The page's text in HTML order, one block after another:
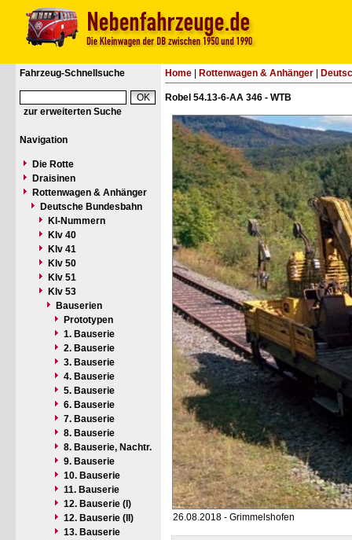
Fahrzeug-Schnellsuche
zur erweiterten Suche
Navigation
Die Rotte
Draisinen
Rottenwagen & Anhänger
Deutsche Bundesbahn
Kl-Nummern
Klv 40
Klv 41
Klv 50
Klv 51
Klv 53
Bauserien
Prototypen
1. Bauserie
2. Bauserie
3. Bauserie
4. Bauserie
5. Bauserie
6. Bauserie
7. Bauserie
8. Bauserie
8. Bauserie, Nachtr.
9. Bauserie
10. Bauserie
11. Bauserie
12. Bauserie (I)
12. Bauserie (II)
13. Bauserie
Home Rottenwagen & Anhänger
Robel 54.13-6-AA 346 - WTB
26.08.2018 - Grimmelshofen